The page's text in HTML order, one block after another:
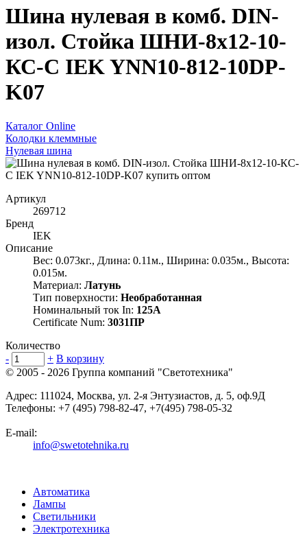
Шина нулевая в комб. DIN-
изол. Стойка ШНИ-8х12-10-
КС-С IEK YNN10-812-10DP-
K07
Каталог Online
Колодки клеммные
Нулевая шина
Артикул
269712
Бренд
IEK
Описание
Вес: 0.073кг., Длина: 0.11м., Ширина: 0.035м., Высота:
0.015м.
Материал: Латунь
Тип поверхности: Необработанная
Номинальный ток In: 125А
Certificate Num: 3031ПР
Количество
-
+ В корзину
© 2005 - 2026 Группа компаний "Светотехника"
Адрес: 111024, Москва, ул. 2-я Энтузиастов, д. 5, оф.9Д
Телефоны: +7 (495) 798-82-47, +7(495) 798-05-32
E-mail:
info@swetotehnika.ru
Автоматика
Лампы
Светильники
Электротехника